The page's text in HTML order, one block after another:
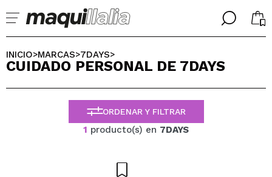
╳
Ya soy #maquilover, tengo cuenta
╳
SELECCIONA TU IDIOMA
ESPAÑOL
ENGLISH
FRANCES
ALEMAN
INICIO>MARCAS>7DAYS>
CUIDADO PERSONAL DE 7DAYS
ORDENAR Y FILTRAR
1 producto(s) en 7DAYS